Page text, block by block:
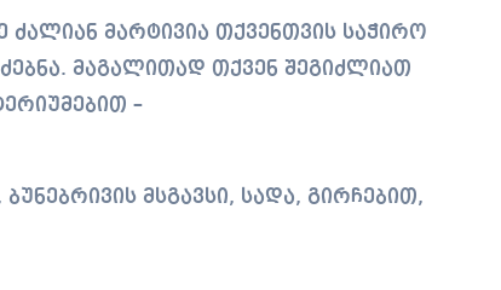
მარტივია თქვენთვის საჭირო
მაგალითად თქვენ შეგიძლიათ
–
მსგავსი, სადა, გირჩებით,